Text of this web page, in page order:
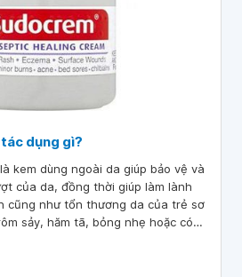
dụng gì?
kem dùng ngoài da giúp bảo vệ và
của da, đồng thời giúp làm lành
cũng như tổn thương da của trẻ sơ
sảy, hăm tã, bỏng nhẹ hoặc có